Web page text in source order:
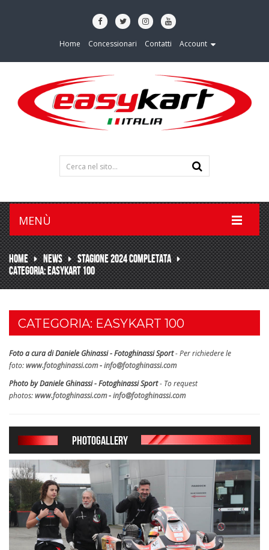
Home Concessionari Contatti Account
MENÙ
HOME NEWS
STAGIONE 2024 COMPLETATA
CATEGORIA: EASYKART 100
CATEGORIA: EASYKART 100
Foto a cura di Daniele Ghinassi - Fotoghinassi Sport- Per richiedere le
foto:www.fotoghinassi.com-info@fotoghinassi.com
Photo by Daniele Ghinassi - Fotoghinassi Sport- To request
photos:www.fotoghinassi.com-info@fotoghinassi.com
PHOTOGALLERY